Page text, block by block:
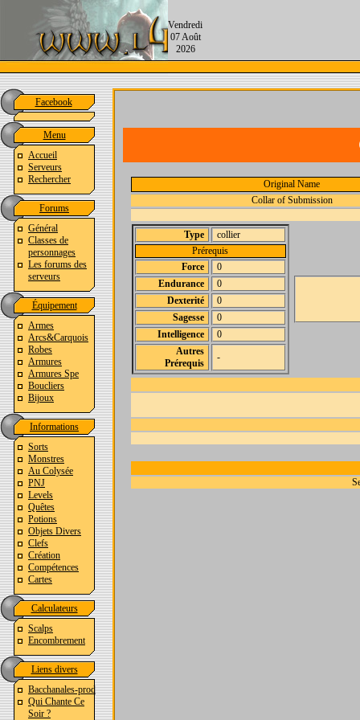
Vendredi
07 Août
2026
Facebook
Menu
Accueil
Serveurs
Rechercher
Forums
Général
Classes de
personnages
Les forums des
serveurs
Équipement
Armes
Arcs&Carquois
Robes
Armures
Armures Spe
Boucliers
Bijoux
Informations
Sorts
Monstres
Au Colysée
PNJ
Levels
Quêtes
Potions
Objets Divers
Clefs
Création
Compétences
Cartes
Calculateurs
Scalps
Encombrement
Liens divers
Bacchanales-prod
Qui Chante Ce
Soir ?
Original Name
Collar of Submission
Type
collier
Prérequis
Force
0
Endurance
0
Dexterité
0
Sagesse
0
Intelligence
0
Autres
Prérequis
-